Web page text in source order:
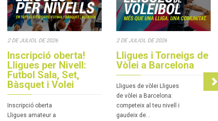
2 DE JULIOL DE 2026
Inscripció oberta!
Lligues per Nivell:
Futbol Sala, Set,
Bàsquet i Volei
Inscripció oberta
Lligues amateur a
2 DE JULIOL DE 2026
Lligues i Torneigs de
Vòlei a Barcelona
Lligues de vòlei Lligues
de vòlei a Barcelona:
competeix al teu nivell i
gaudeix de…